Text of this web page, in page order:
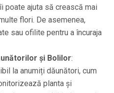
poate ajuta să crească mai
flori. De asemenea,
sau ofilite pentru a încuraja
și Bolilor:
la anumiți dăunători, cum
planta și